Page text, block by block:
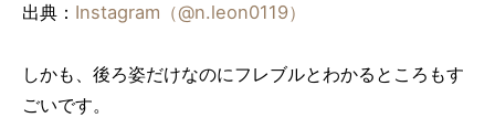
出典： Instagram（@n.leon0119）
しかも、後ろ姿だけなのにフレブルとわかるところもす
ごいです。